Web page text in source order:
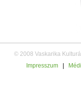
© 2008 Vaskarika
Impresszum